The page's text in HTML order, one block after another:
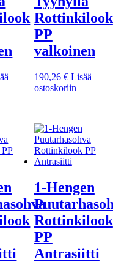
Rottinkilook
PP
valkoinen
190,26 € Lisää
ostoskoriin
1-Hengen
Rottinkilook
PP
Antrasiitti